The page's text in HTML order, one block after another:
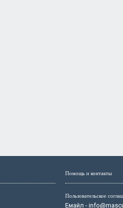
Помощь и контакты
Пользовательское
Емайл -